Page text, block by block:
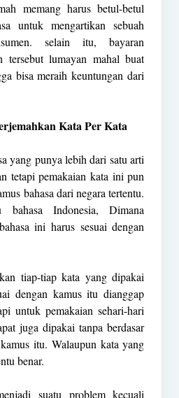
memang harus betul-betul
untuk mengartikan sebuah
selain itu, bayaran
tersebut lumayan mahal buat
bisa meraih keuntungan dari
Kata Per Kata
yang punya lebih dari satu arti
tetapi pemakaian kata ini pun
bahasa dari negara tertentu.
bahasa Indonesia, Dimana
ini harus sesuai dengan
tiap-tiap kata yang dipakai
dengan kamus itu dianggap
untuk pemakaian sehari-hari
juga dipakai tanpa berdasar
itu. Walaupun kata yang
benar.
suatu problem kecuali